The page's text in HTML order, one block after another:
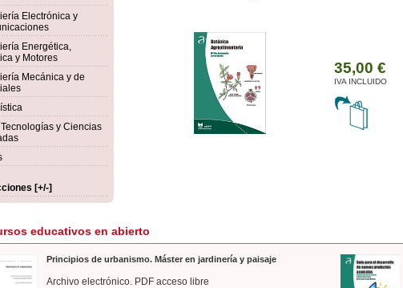
Electrónica y
Energética,
y Motores
Mecánica y de
y Ciencias
[+/-]
educativos en abierto
Principios de urbanismo. Máster en jardinería y paisaje
Archivo electrónico. PDF acceso libre